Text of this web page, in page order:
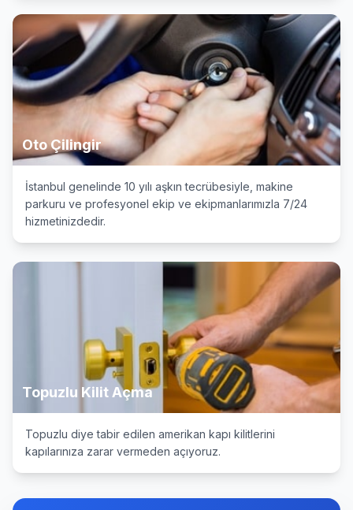
Oto Çilingir
İstanbul genelinde 10 yılı aşkın tecrübesiyle, makine
parkuru ve profesyonel ekip ve ekipmanlarımızla 7/24
hizmetinizdedir.
Topuzlu Kilit Açma
Topuzlu diye tabir edilen amerikan kapı kilitlerini
kapılarınıza zarar vermeden açıyoruz.